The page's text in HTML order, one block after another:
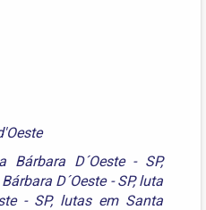
Bárbara D´Oeste - SP,
D´Oeste - SP,luta
- SP, lutas em Santa